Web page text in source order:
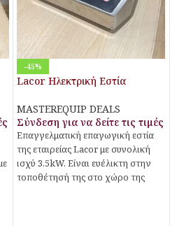
-45%
Lacor Ηλεκτρική Εστία
MASTEREQUIP DEALS
Σύνδεση για να δείτε τις τιμές
Επαγγελματική επαγωγική εστία
της εταιρείας Lacor με συνολική
ισχύ 3.5kW. Eίναι ευέλικτη στην
τοποθέτησή της στο χώρο της